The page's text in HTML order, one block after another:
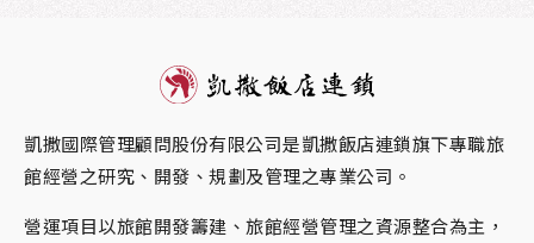
凱撒國際管理顧問股份有限公司是凱撒飯店連鎖旗下專職旅
館經營之研究、開發、規劃及管理之專業公司。
營運項目以旅館開發籌建、旅館經營管理之資源整合為主，